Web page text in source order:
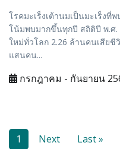
โรคมะเร็งเต้านมเป็นมะเร็ง
โน้มพบมากขึ้นทุกปี สถิติปี พ.ศ.
ใหม่ทั่วโลก 2.26 ล้านคนเสียชี
แสนคน...
กรกฎาคม - กันยายน
1 Next Last »